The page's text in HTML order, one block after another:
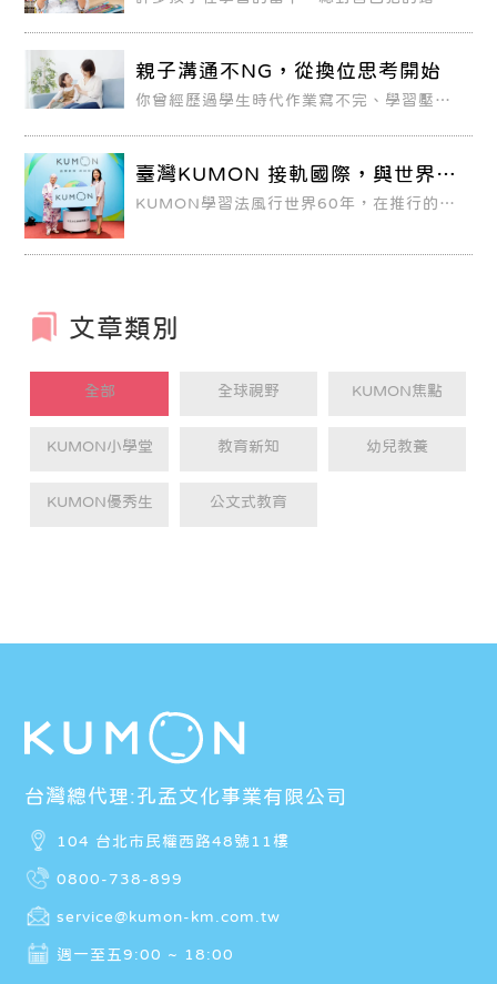
時，有沒有能力解決呢？還是會再度犯同樣
錯誤呢？臺北市一位高中教師看到學生的學
習狀況，提到「寫這麼多的講義與考卷，學
生學到什麼呢？事實上，並不是考卷與講義
部分的訂正態度，才能最真實反映學生的學
親子溝通不NG，從換位思考開始
你曾經歷過學生時代作業寫不完、學習壓力
臺灣KUMON 接軌國際，與世界同
步
KUMON學習法風行世界60年，在推行的
文章類別
全部 全球視野 KUMON焦點
KUMON小學堂 教育新知 幼兒教養
KUMON優秀生 公文式教育
台灣總代理:孔孟文化事業有限公司
104 台北市民權西路48號11樓
0800-738-899
service@kumon-km.com.tw
週一至五9:00 ~ 18:00